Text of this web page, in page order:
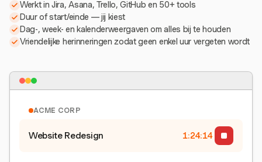
Werkt in Jira, Asana, Trello, GitHub en 50+ tools
Duur of start/einde — jij kiest
Dag-, week- en kalenderweergaven om alles bij te houden
Vriendelijke herinneringen zodat geen enkel uur vergeten wordt
ACME CORP
Website Redesign 1:24:15